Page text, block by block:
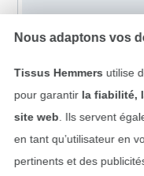
NUMÉRIQUE
7,97 € / unité
Nous adaptons vos
Tissus Hemmers utilise
pour garantir la fiabilité,
site web . Ils servent
en tant qu’utilisateur en
pertinents et des